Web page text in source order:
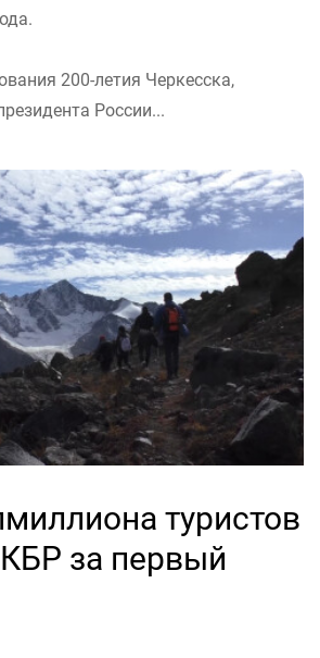
200-летия Черкесска,
России...
туристов
за первый